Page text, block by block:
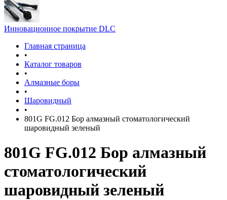
Инновационное покрытие DLC
Главная страница
•
Каталог товаров
•
Алмазные боры
•
Шаровидный
•
801G FG.012 Бор алмазный стоматологический
шаровидный зеленый
801G FG.012 Бор алмазный
стоматологический
шаровидный зеленый